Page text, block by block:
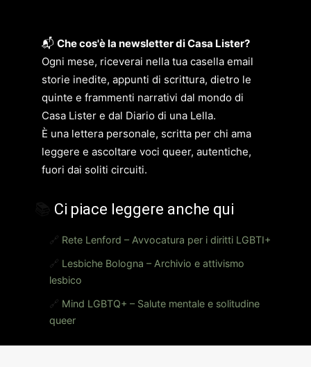
📬 Che cos'è la newsletter di Casa Lister?
Ogni mese, riceverai nella tua casella email
storie inedite, appunti di scrittura, dietro le
quinte e frammenti narrativi dal mondo di
Casa Lister e dal Diario di una Lella.
È una lettera personale, scritta per chi ama
leggere e ascoltare voci queer, autentiche,
fuori dai soliti circuiti.
Ci piace leggere anche qui
🔗 Rete Lenford – Avvocatura per i diritti LGBTI+
🔗 Lesbiche Bologna – Archivio e attivismo
lesbico
🔗 Mind LGBTQ+ – Salute mentale e solitudine
queer